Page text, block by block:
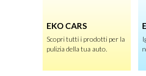
EKO CARS
Scopri tutti i prodotti per la
pulizia della tua auto.